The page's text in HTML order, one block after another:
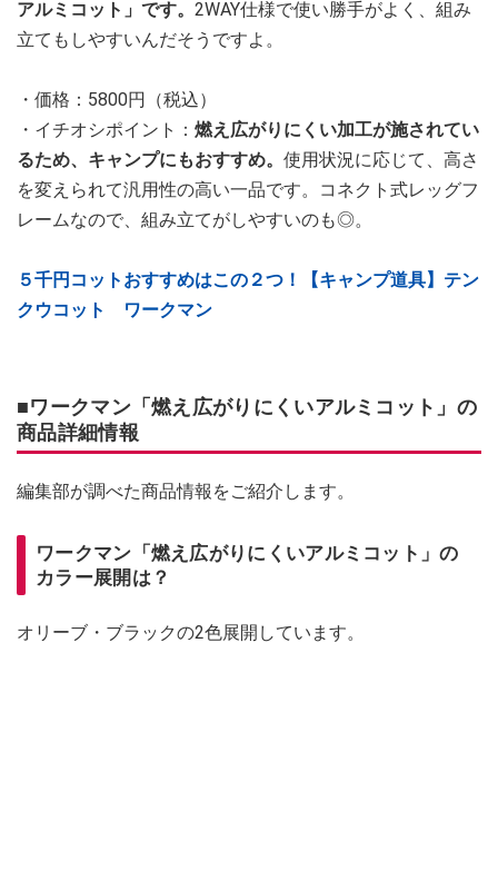
アルミコット」です。 2WAY仕様で使い勝手がよく、組み
立てもしやすいんだそうですよ。
・価格：5800円（税込）
・イチオシポイント： 燃え広がりにくい加工が施されてい
るため、キャンプにもおすすめ。 使用状況に応じて、高さ
を変えられて汎用性の高い一品です。コネクト式レッグフ
レームなので、組み立てがしやすいのも◎。
５千円コットおすすめはこの２つ！【キャンプ道具】テン
クウコット ワークマン
■ワークマン「燃え広がりにくいアルミコット」の
商品詳細情報
編集部が調べた商品情報をご紹介します。
ワークマン「燃え広がりにくいアルミコット」の
カラー展開は？
オリーブ・ブラックの2色展開しています。